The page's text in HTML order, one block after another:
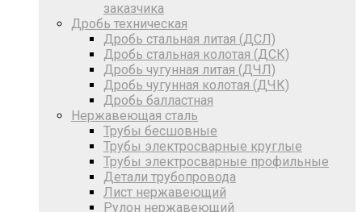
заказчика
Дробь техническая
Дробь стальная литая (ДСЛ)
Дробь стальная колотая (ДСК)
Дробь чугунная литая (ДЧЛ)
Дробь чугунная колотая (ДЧК)
Дробь балластная
Нержавеющая сталь
Трубы бесшовные
Трубы электросварные круглые
Трубы электросварные профильные
Детали трубопровода
Лист нержавеющий
Рулон нержавеющий